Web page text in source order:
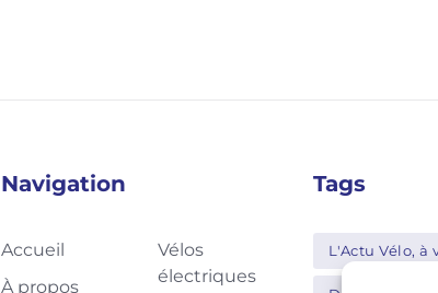
Navigation
Accueil
À propos
Vélos
électriques
Tags
L'Actu Vélo, à